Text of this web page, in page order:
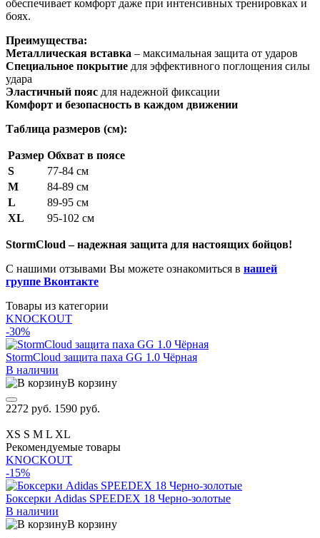
обеспечивает комфорт даже при интенсивных тренировках и
боях.
Преимущества:
Металлическая вставка – максимальная защита от ударов
Специальное покрытие для эффективного поглощения силы
удара
Эластичный пояс для надежной фиксации
Комфорт и безопасность в каждом движении
Таблица размеров (см):
Размер Обхват в поясе
S
77-84 см
M
84-89 см
L
89-95 см
XL
95-102 см
StormCloud – надежная защита для настоящих бойцов!
С нашими отзывами Вы можете ознакомиться в нашей
группе Вконтакте
Товары из категории
KNOCKOUT
-30%
StormCloud защита паха GG 1.0 Чёрная
В наличии
В корзину
2272 руб. 1590 руб.
XS S M L XL
Рекомендуемые товары
KNOCKOUT
-15%
Боксерки Adidas SPEEDEX 18 Черно-золотые
В наличии
В корзину